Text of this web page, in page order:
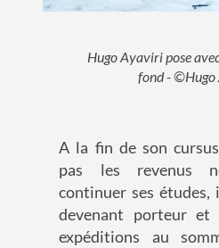
Hugo Ayaviri pose
fond -
A la fin de son
pas les revenus
continuerses études,
devenant porteuret
expéditions au